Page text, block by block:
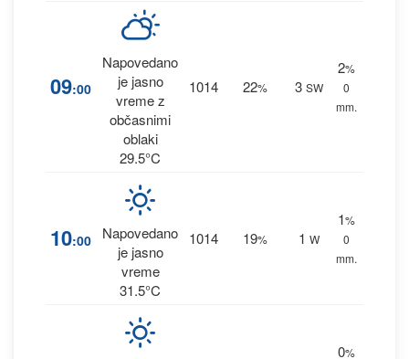
09:00
Napovedano
je jasno
vreme z
občasnimi
oblaki
29.5°C
1014 22% 3 SW
2%
0
mm.
10:00
Napovedano
je jasno
vreme
31.5°C
1014 19% 1 W
1%
0
mm.
0%